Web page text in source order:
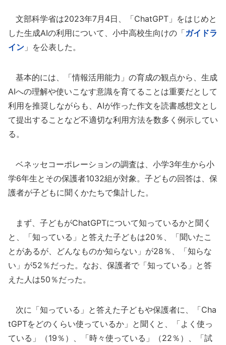
文部科学省は2023年7月4日、「ChatGPT」をはじめと
した生成AIの利用について、小中高校生向けの「ガイドラ
イン 」を公表した。
基本的には、「情報活用能力」の育成の観点から、生成
AIへの理解や使いこなす意識を育てることは重要だとして
利用を推奨しながらも、AIが作った作文を読書感想文とし
て提出することなど不適切な利用方法を数多く例示してい
る。
ベネッセコーポレーションの調査は、小学3年生から小
学6年生とその保護者1032組が対象。子どもの回答は、保
護者が子どもに聞くかたちで集計した。
まず、子どもがChatGPTについて知っているかと聞く
と、「知っている」と答えた子どもは20％、「聞いたこ
とがあるが、どんなものか知らない」が28％、「知らな
い」が52％だった。なお、保護者で「知っている」と答
えた人は50％だった。
次に「知っている」と答えた子どもや保護者に、「Cha
tGPTをどのくらい使っているか」と聞くと、「よく使っ
ている」（19％）、「時々使っている」（22％）、「試